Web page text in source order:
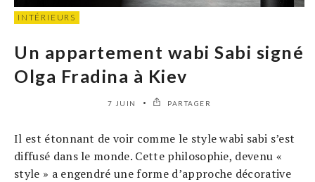
INTÉRIEURS
Un appartement wabi Sabi signé
Olga Fradina à Kiev
7 JUIN PARTAGER
Il est étonnant de voir comme le style wabi sabi s’est
diffusé dans le monde. Cette philosophie, devenu «
style » a engendré une forme d’approche décorative